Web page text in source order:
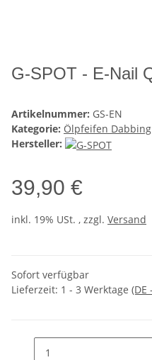
G-SPOT - E-Nail
Artikelnummer: GS-EN
Kategorie: Ölpfeifen
Hersteller:
39,90 €
inkl. 19% USt. , zzgl. Versand
Sofort verfügbar
Lieferzeit: 1 - 3 Werktage (DE